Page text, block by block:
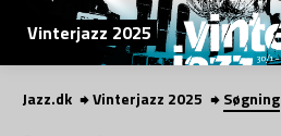
Vinterjazz 2025
Jazz.dk Vinterjazz 2025 Søgning